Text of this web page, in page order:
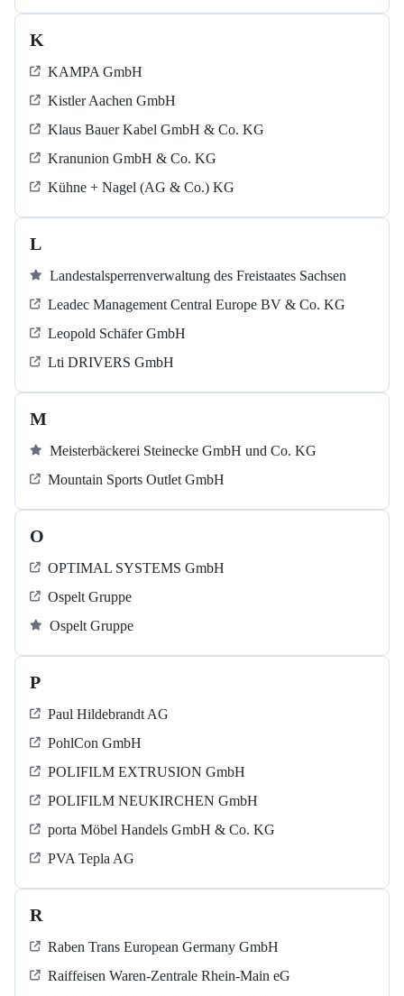
K
KAMPA GmbH
Kistler Aachen GmbH
Klaus Bauer Kabel GmbH & Co. KG
Kranunion GmbH & Co. KG
Kühne + Nagel (AG & Co.) KG
L
Landestalsperrenverwaltung des Freistaates Sachsen
Leadec Management Central Europe BV & Co. KG
Leopold Schäfer GmbH
Lti DRIVERS GmbH
M
Meisterbäckerei Steinecke GmbH und Co. KG
Mountain Sports Outlet GmbH
O
OPTIMAL SYSTEMS GmbH
Ospelt Gruppe
Ospelt Gruppe
P
Paul Hildebrandt AG
PohlCon GmbH
POLIFILM EXTRUSION GmbH
POLIFILM NEUKIRCHEN GmbH
porta Möbel Handels GmbH & Co. KG
PVA Tepla AG
R
Raben Trans European Germany GmbH
Raiffeisen Waren-Zentrale Rhein-Main eG